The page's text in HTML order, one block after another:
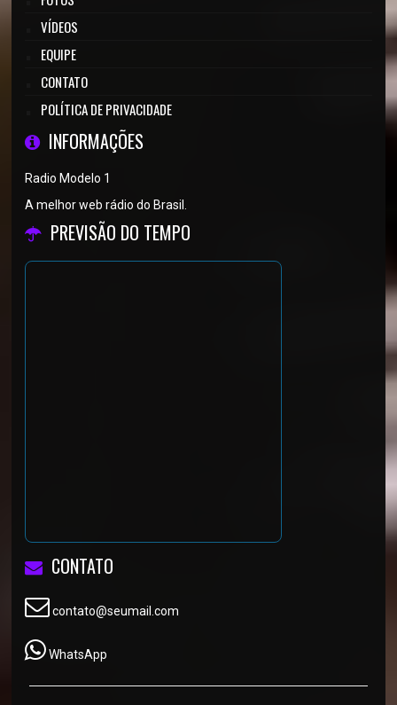
VÍDEOS
EQUIPE
CONTATO
POLÍTICA DE PRIVACIDADE
INFORMAÇÕES
Radio Modelo 1
A melhor web rádio do Brasil.
PREVISÃO DO TEMPO
CONTATO
contato@seumail.com
WhatsApp